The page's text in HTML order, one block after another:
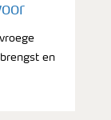
en